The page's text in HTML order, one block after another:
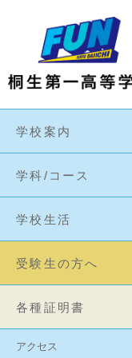
学校案内
学科/コース
学校生活
受験生の方へ
各種証明書
アクセス